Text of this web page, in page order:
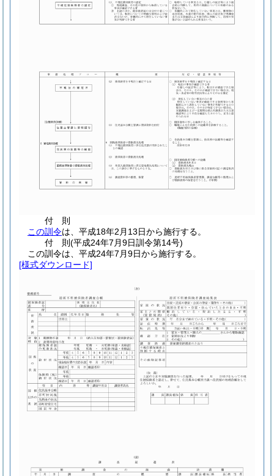
付 則
この訓令は、平成18年2月13日から施行する。
付 則(平成24年7月9日訓令第14号)
この訓令は、平成24年7月9日から施行する。
[様式ダウンロード]